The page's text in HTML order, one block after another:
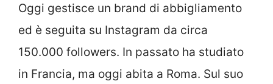
Oggi gestisce un brand di abbigliamento
ed è seguita su Instagram da circa
150.000 followers. In passato ha studiato
in Francia, ma oggi abita a Roma. Sul suo